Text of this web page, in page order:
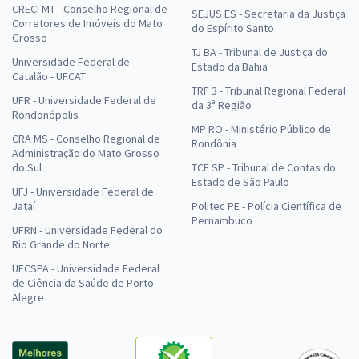
CRECI MT - Conselho Regional de
Corretores de Imóveis do Mato
Grosso
Universidade Federal de
Catalão - UFCAT
UFR - Universidade Federal de
Rondonópolis
CRA MS - Conselho Regional de
Administração do Mato Grosso
do Sul
UFJ - Universidade Federal de
Jataí
UFRN - Universidade Federal do
Rio Grande do Norte
UFCSPA - Universidade Federal
de Ciência da Saúde de Porto
Alegre
SEJUS ES - Secretaria da Justiça
do Espírito Santo
TJ BA - Tribunal de Justiça do
Estado da Bahia
TRF 3 - Tribunal Regional Federal
da 3ª Região
MP RO - Ministério Público de
Rondônia
TCE SP - Tribunal de Contas do
Estado de São Paulo
Politec PE - Polícia Científica de
Pernambuco